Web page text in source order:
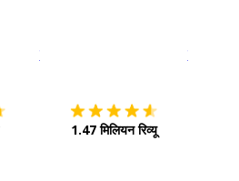
इस पर डाउनलोड करें ऐप स्टोरइसे चालू
1.47 मिलियन रिव्यू